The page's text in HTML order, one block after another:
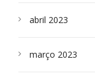
abril 2023
março 2023